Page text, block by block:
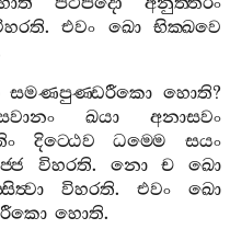
.එවං ඛො
භික‍්ඛවෙ
සමණපුණ‍්ඩරීකො හොති?
ඛයා
අනාසවං
දිට‍්ඨෙව ධම‍්මෙ
සයං
විහරති. නො ච
ඛො
විහරති. එවං
ඛො
හොති.